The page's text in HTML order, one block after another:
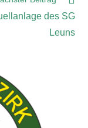
des SG
Leuns